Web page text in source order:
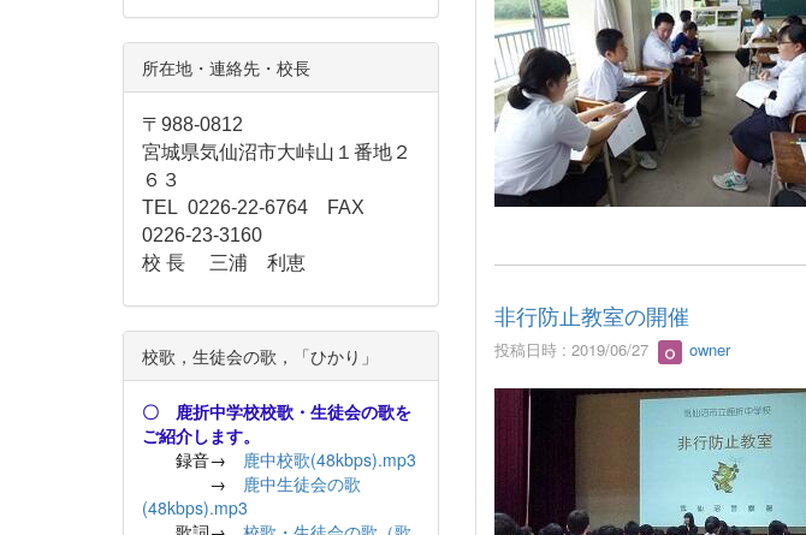
非行防止教室の開催
投稿日時 : 2019/06/27 owner
所在地・連絡先・校長
〒988-0812
宮城県気仙沼市大峠山１番地２
６３
TEL 0226-22-6764 FAX
0226-23-3160
校 長 三浦 利恵
校歌，生徒会の歌，「ひかり」
〇 鹿折中学校校歌・生徒会の歌を
ご紹介します。
録音→ 鹿中校歌(48kbps).mp3
→ 鹿中生徒会の歌
(48kbps).mp3